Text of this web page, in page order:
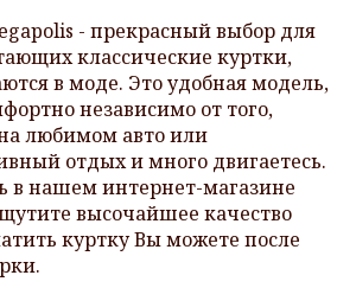
- прекрасный выбор для
классические куртки,
в моде. Это удобная модель,
независимо от того,
любимом авто или
отдых и много двигаетесь.
в нашем интернет-магазине
высочайшее качество
куртку Вы можете после